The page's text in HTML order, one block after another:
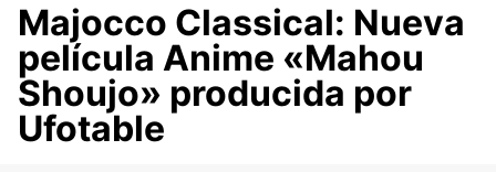
Majocco Classical: Nueva
película Anime «Mahou
Shoujo» producida por
Ufotable